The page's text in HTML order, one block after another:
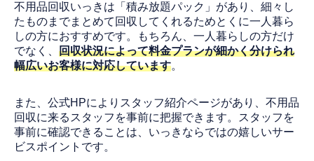
不用品回収いっきは「積み放題パック」があり、細々し
たものまでまとめて回収してくれるためとくに一人暮ら
しの方におすすめです。もちろん、一人暮らしの方だけ
でなく、 回収状況によって料金プランが細かく分けられ
幅広いお客様に対応しています。
また、公式HPによりスタッフ紹介ページがあり、不用品
回収に来るスタッフを事前に把握できます。スタッフを
事前に確認できることは、いっきならではの嬉しいサー
ビスポイントです。